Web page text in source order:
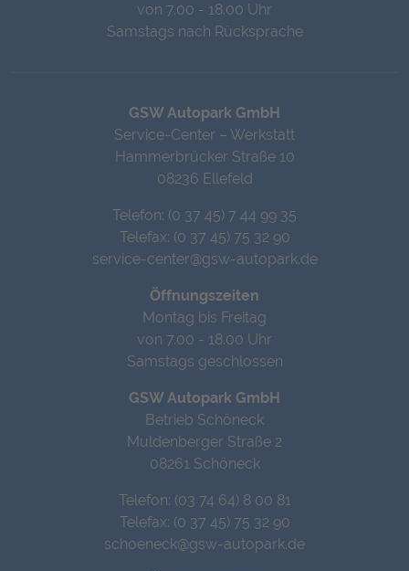
von 7.00 - 18.00 Uhr
Samstags nach Rücksprache
GSW Autopark GmbH
Service-Center – Werkstatt
Hammerbrücker Straße 10
08236 Ellefeld
Telefon: (0 37 45) 7 44 99 35
Telefax: (0 37 45) 75 32 90
service-center@gsw-autopark.de
Öffnungszeiten
Montag bis Freitag
von 7.00 - 18.00 Uhr
Samstags geschlossen
GSW Autopark GmbH
Betrieb Schöneck
Muldenberger Straße 2
08261 Schöneck
Telefon: (03 74 64) 8 00 81
Telefax: (0 37 45) 75 32 90
schoeneck@gsw-autopark.de